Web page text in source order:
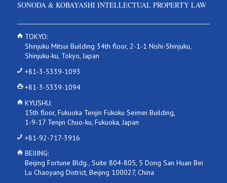
SONODA & KOBAYASHI INTELLECTUAL PROPERTY LAW
TOKYO:
Shinjuku Mitsui Building 34th floor, 2-1-1 Nishi-Shinjuku,
Shinjuku-ku, Tokyo, Japan
+81-3-5339-1093
+81-3-5339-1094
KYUSHU:
15th floor, Fukuoka Tenjin Fukoku Seimei Building,
1-9-17 Tenjin Chuo-ku, Fukuoka, Japan
+81-92-717-3916
BEIJING:
Beijing Fortune Bldg., Suite 804-805, 5 Dong San Huan Bei
Lu Chaoyang District, Beijing 100027, China